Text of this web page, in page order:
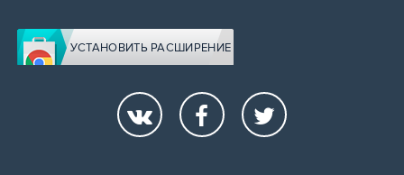
УСТАНОВИТЬ РАСШИРЕНИЕ